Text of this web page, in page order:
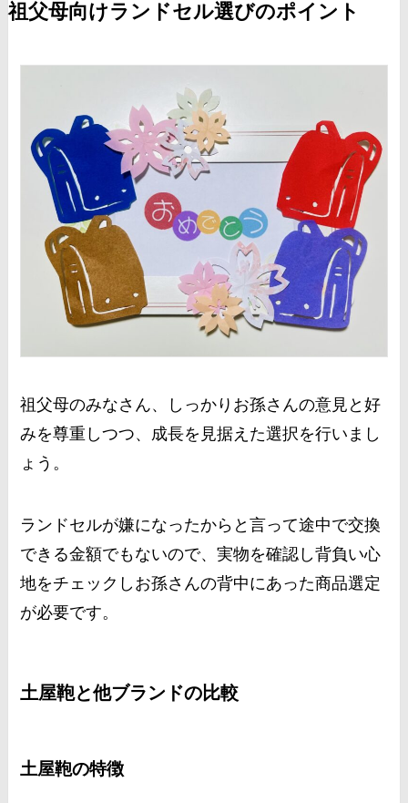
祖父母向けランドセル選びのポイント
祖父母のみなさん、しっかりお孫さんの意見と好
みを尊重しつつ、成長を見据えた選択を行いまし
ょう。
ランドセルが嫌になったからと言って途中で交換
できる金額でもないので、実物を確認し背負い心
地をチェックしお孫さんの背中にあった商品選定
が必要です。
土屋鞄と他ブランドの比較
土屋鞄の特徴